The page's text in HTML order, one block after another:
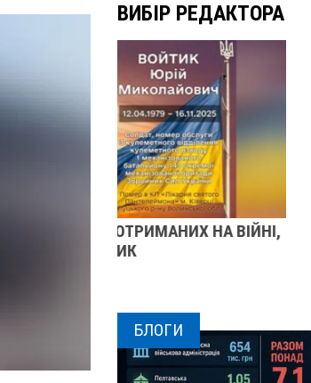
ВИБІР РЕДАКТОРА
ВІЙНІ,
У ПОЛТАВІ
ВОЛОДИМИРОМ
БЛОГИ